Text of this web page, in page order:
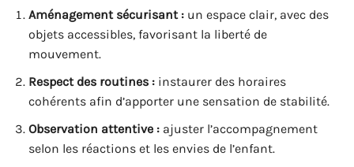
Aménagement sécurisant :un espace clair, avec des
objets accessibles, favorisant la liberté de
mouvement.
Respect des routines :instaurer des horaires
cohérents afin d’apporter une sensation de stabilité.
Observation attentive :ajuster l’accompagnement
selon les réactions et les envies de l’enfant.